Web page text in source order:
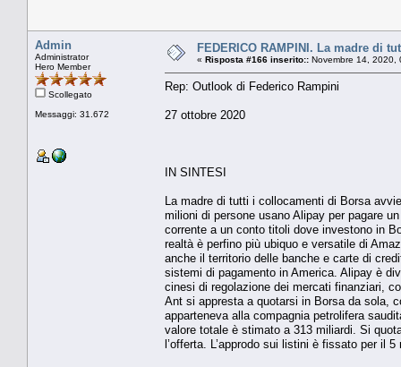
Admin
Administrator
Hero Member
Scollegato
Messaggi: 31.672
FEDERICO RAMPINI. La madre di
« Risposta #166 inserito:: Novembre 14, 2020,
Rep: Outlook di Federico Rampini
27 ottobre 2020
IN SINTESI
La madre di tutti i collocamenti di Borsa
milioni di persone usano Alipay per pagare
corrente a un conto titoli dove investono in
realtà è perfino più ubiquo e versatile di
anche il territorio delle banche e carte di
sistemi di pagamento in America. Alipay è
cinesi di regolazione dei mercati finanziari,
Ant si appresta a quotarsi in Borsa da sola,
apparteneva alla compagnia petrolifera
valore totale è stimato a 313 miliardi. Si
l’offerta. L’approdo sui listini è fissato per il 5